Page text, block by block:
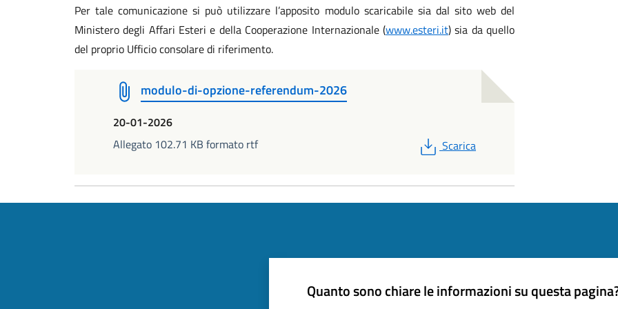
Per tale comunicazione si può utilizzare l’apposito modulo scaricabile sia dal sito web del
Ministero degli Affari Esteri e della Cooperazione Internazionale (www.esteri.it) sia da quello
del proprio Ufficio consolare di riferimento.
modulo-di-opzione-referendum-2026
20-01-2026
Allegato 102.71 KB formato rtf
PDF
Scarica
Quanto sono chiare le informazioni su questa